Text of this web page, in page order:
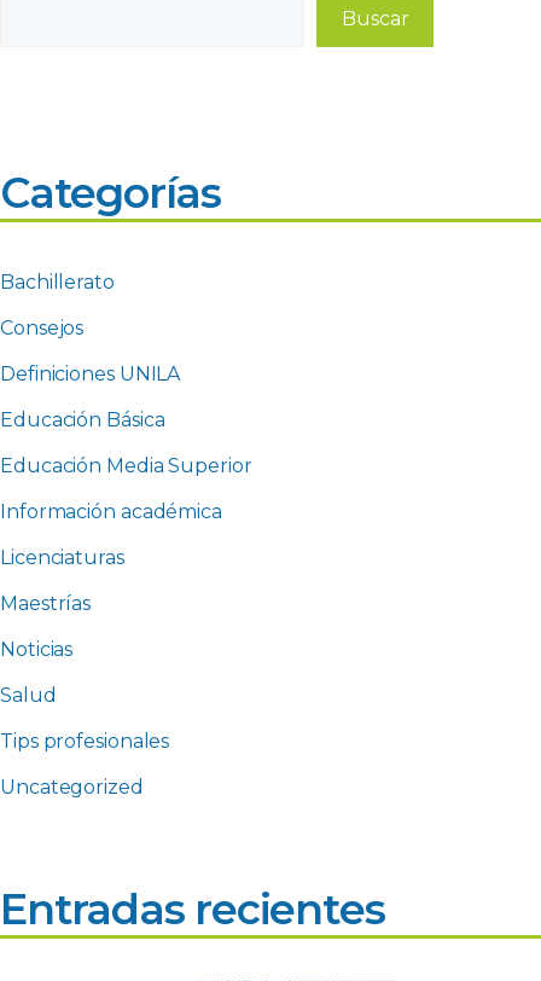
Buscar
Categorías
Bachillerato
Consejos
Definiciones UNILA
Educación Básica
Educación Media Superior
Información académica
Licenciaturas
Maestrías
Noticias
Salud
Tips profesionales
Uncategorized
Entradas recientes